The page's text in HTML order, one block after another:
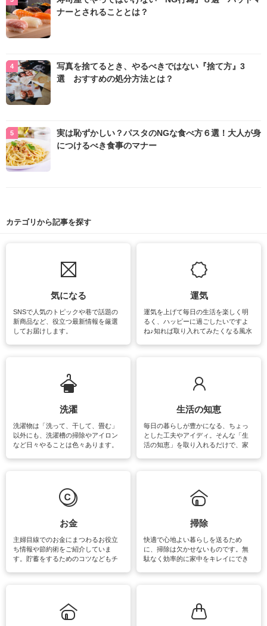
ナーとされることとは？
写真を捨てるとき、やるべきではない『捨て方』3
選 おすすめの処分方法とは？
実は恥ずかしい？パスタのNGな食べ方６選！大人が身
につけるべき食事のマナー
カテゴリから記事を探す
気になる
SNSで人気のトピックや巷で話題の
新商品など、役立つ最新情報を厳選
してお届けします。
運気
運気を上げて毎日の生活を楽しく明
るく、ハッピーに過ごしたいですよ
ね♪知れば取り入れてみたくなる風水
洗濯
洗濯物は「洗って、干して、畳む」
以外にも、洗濯槽の掃除やアイロン
など日々やることは色々あります。
マットなどの大きな洗濯物も、正し
い洗い方をすれば自宅で洗うことが
報やお悩み解消のための情報をご紹
生活の知恵
毎日の暮らしが豊かになる、ちょっ
とした工夫やアイディ。そんな「生
活の知恵」を取り入れるだけで、家
お金
主婦目線でのお金にまつわるお役立
ち情報や節約術をご紹介していま
す。貯蓄をするためのコツなどもチ
掃除
快適で心地よい暮らしを送るため
に、掃除は欠かせないものです。無
駄なく効率的に家中をキレイにでき
るお悩みを解消できるお役立ち情報
がたくさんあります。